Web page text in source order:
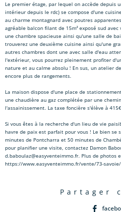
Le premier étage, par lequel on accède depuis
intérieur depuis le rdc) se compose d'une
au charme montagnard avec poutres
agréable balcon filant de 15m² exposé sud
une chambre spacieuse ainsi qu'une salle de
trouverez une deuxième cuisine ainsi qu'une
autres chambres dont une avec salle d'eau
l'extérieur, vous pourrez pleinement profiter
nature et au calme absolu ! En sus, un atelier
encore plus de rangements.
La maison dispose d'une place de
une chaudière au gaz complétée par une
l'assainissement. La taxe foncière s'élève à
Si vous êtes à la recherche d'un lieu de vie
havre de paix est parfait pour vous ! Le bien se
minutes de Pontcharra et 50 minutes de
pour planifier une visite, contactez Damon
d.baboulaz@easyventeimmo.fr. Plus de photos
https://www.easyventeimmo.fr/vente/73-
partager